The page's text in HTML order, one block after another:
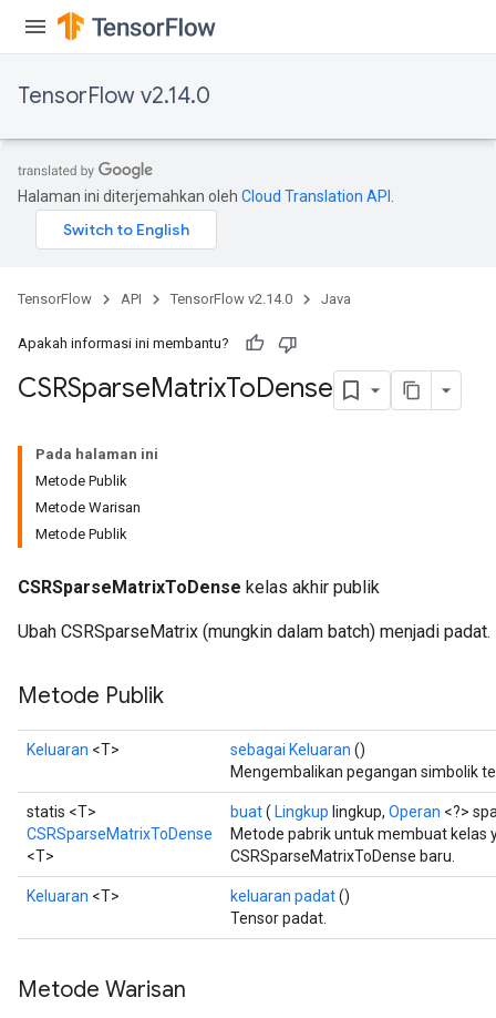
TensorFlow v2.14.0
Halaman ini diterjemahkan oleh Cloud Translation API
TensorFlow API TensorFlow v2.14.0 Java
Apakah informasi ini membantu?
CSRSparseMatrixToDense
Pada halaman ini
Metode Publik
Metode Warisan
Metode Publik
CSRSparseMatrixToDense kelas akhir publik
Ubah CSRSparseMatrix (mungkin dalam batch) menjadi padat.
Metode Publik
Keluaran <T> sebagai Keluaran ()
Mengembalikan pegangan simbolik
statis <T>
CSRSparseMatrixToDense
<T>
buat( Lingkup lingkup, Operan <?>
Metode pabrik untuk membuat kelas
CSRSparseMatrixToDense baru.
Keluaran <T> keluaran padat()
Tensor padat.
Metode Warisan